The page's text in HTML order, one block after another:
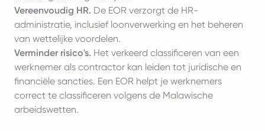
Vereenvoudig HR. De EOR verzorgt de HR-
administratie, inclusief loonverwerking en het beheren
van wettelijke voordelen.
Verminder risico's. Het verkeerd classificeren van een
werknemer als contractor kan leiden tot juridische en
financiële sancties. Een EOR helpt je werknemers
correct te classificeren volgens de Malawische
arbeidswetten.